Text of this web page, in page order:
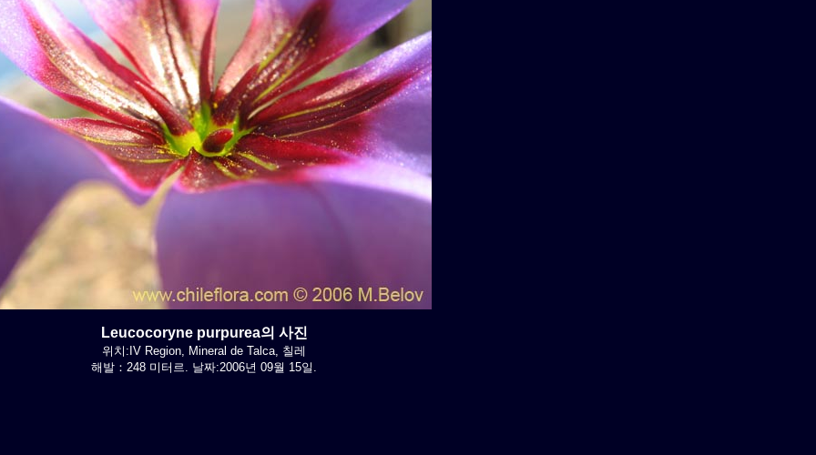
Leucocoryne purpurea의 사진
위치:IV Region, Mineral de Talca, 칠레
해발：248 미터르. 날짜:2006년 09월 15일.